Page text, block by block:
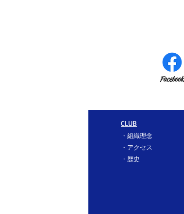
Facebook
CLUB
・ 組織理念
・ アクセス
​・ 歴史